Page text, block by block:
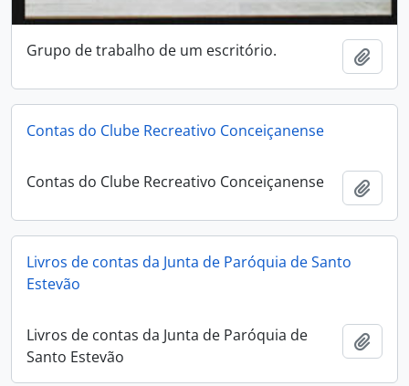
Grupo de trabalho de um escritório.
Contas do Clube Recreativo Conceiçanense
Contas do Clube Recreativo Conceiçanense
Livros de contas da Junta de Paróquia de Santo
Estevão
Livros de contas da Junta de Paróquia de
Santo Estevão